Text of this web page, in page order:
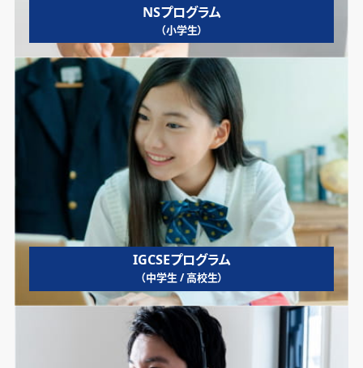
NSプログラム
（小学生）
IGCSEプログラム
（中学生 / 高校生）